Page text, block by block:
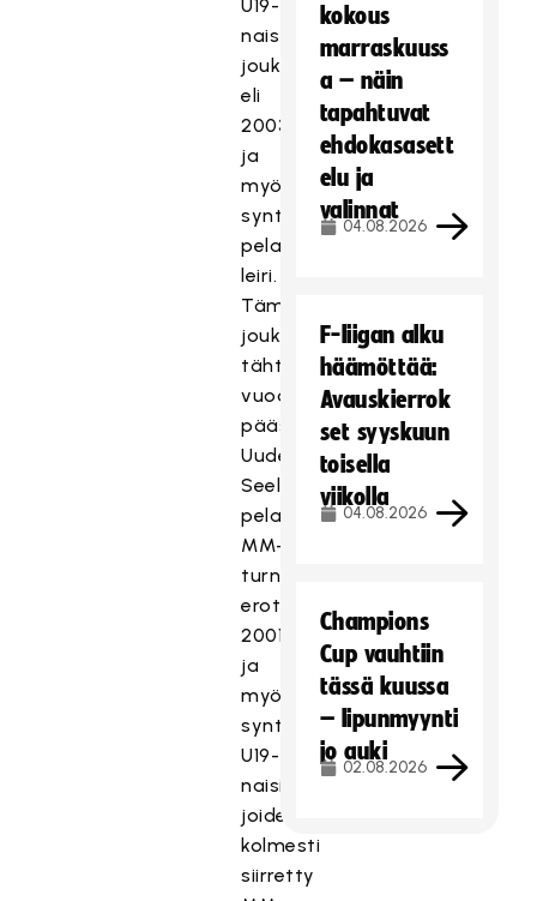
U19-
naisten
joukkueen
eli
2003
ja
myöhemmin
syntyneiden
pelaajien
leiri.
Tämä
joukkue
tähtää
vuoden
päästä
Uudessa-
Seelannissa
pelattavaan
MM-
turnaukseen
erotukseksi
2001
ja
myöhemmin
syntyneistä
U19-
naisista,
joiden
kolmesti
siirretty
kokous
marraskuuss
a – näin
tapahtuvat
ehdokasasett
elu ja
valinnat
04.08.2026
F-liigan alku
häämöttää:
Avauskierrok
set syyskuun
toisella
viikolla
04.08.2026
Champions
Cup vauhtiin
tässä kuussa
– lipunmyynti
jo auki
02.08.2026